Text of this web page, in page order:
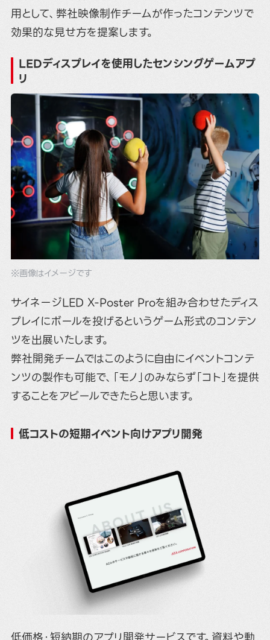
用として、弊社映像制作チームが作ったコンテンツで
効果的な見せ方を提案します。
LEDディスプレイを使用したセンシングゲームアプ
リ
※画像はイメージです
サイネージLED X-Poster Proを組み合わせたディス
プレイにボールを投げるというゲーム形式のコンテン
ツを出展いたします。
弊社開発チームではこのように自由にイベントコンテ
ンツの製作も可能で、「モノ」のみならず「コト」を提供
することをアピールできたらと思います。
低コストの短期イベント向けアプリ開発